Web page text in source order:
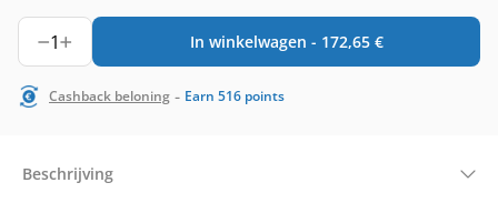
1 In winkelwagen - 172,65 €
Cashback beloning - Earn 516 points
Beschrijving